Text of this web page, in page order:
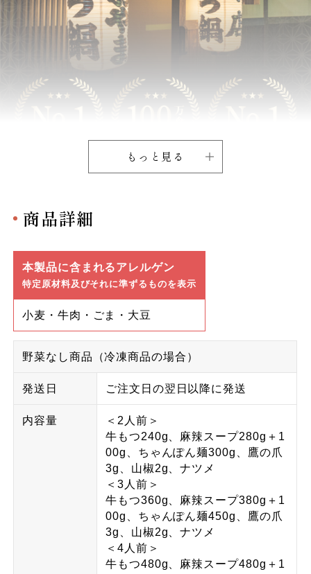
もっと見る
商品詳細
本製品に含まれるアレルゲン
特定原材料及びそれに準ずるものを表示
小麦・牛肉・ごま・大豆
野菜なし商品（冷凍商品の場合）
発送日 ご注文日の翌日以降に発送
内容量
＜2人前＞
牛もつ240g、麻辣スープ280g＋1
00g、ちゃんぽん麺300g、鷹の爪
3g、山椒2g、ナツメ
＜3人前＞
牛もつ360g、麻辣スープ380g＋1
00g、ちゃんぽん麺450g、鷹の爪
3g、山椒2g、ナツメ
＜4人前＞
牛もつ480g、麻辣スープ480g＋1